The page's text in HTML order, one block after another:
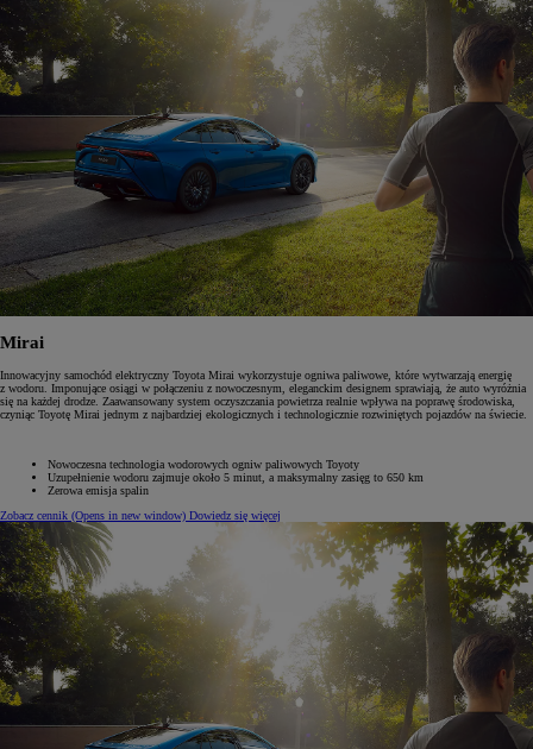
Mirai
Innowacyjny samochód elektryczny Toyota Mirai wykorzystuje ogniwa paliwowe, które wytwarzają energię
z wodoru. Imponujące osiągi w połączeniu z nowoczesnym, eleganckim designem sprawiają, że auto wyróżnia
się na każdej drodze. Zaawansowany system oczyszczania powietrza realnie wpływa na poprawę środowiska,
czyniąc Toyotę Mirai jednym z najbardziej ekologicznych i technologicznie rozwiniętych pojazdów na świecie.
Nowoczesna technologia wodorowych ogniw paliwowych Toyoty
Uzupełnienie wodoru zajmuje około 5 minut, a maksymalny zasięg to 650 km
Zerowa emisja spalin
Zobacz cennik (Opens in new window) Dowiedz się więcej